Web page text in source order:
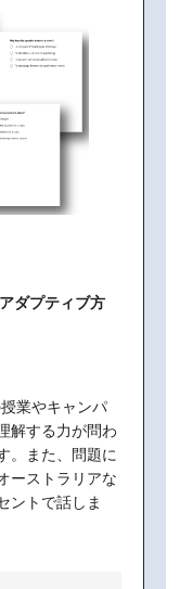
ダプティブ方
業やキャンパ
解する力が問わ
。また、問題に
ーストラリアな
ントで話しま